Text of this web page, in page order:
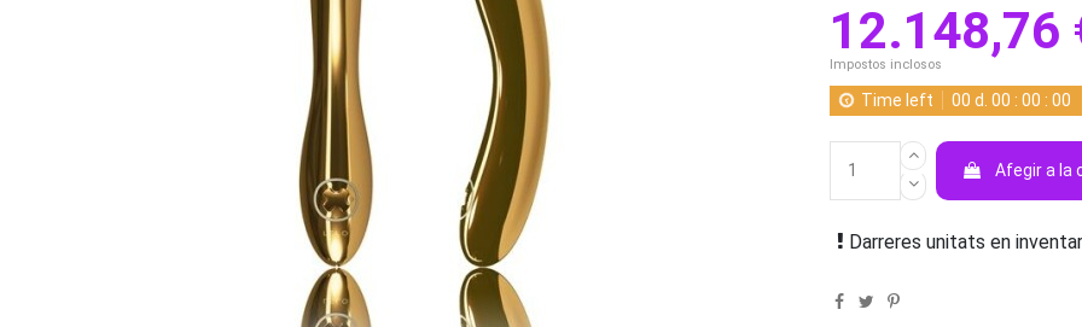
12.148,76
Impostos inclosos
Time left 00 d. 00 :00 :00
Afegir a la
Darreres unitats en